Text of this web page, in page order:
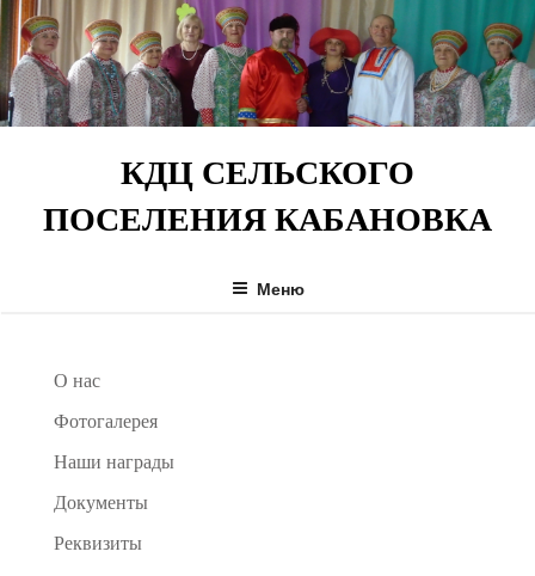
Перейти
к
содержимому
КДЦ СЕЛЬСКОГО
ПОСЕЛЕНИЯ КАБАНОВКА
Меню
О нас
Фотогалерея
Наши награды
Документы
Реквизиты